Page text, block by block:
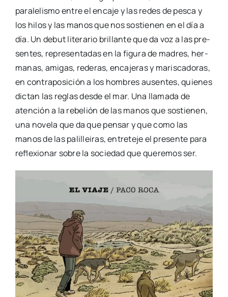
para­le­lis­mo entre el enca­je y las redes de pes­ca y
los hilos y las manos que nos sos­tie­nen en el día a
día. Un debut lite­ra­rio bri­llan­te que da voz a las pre­
sen­tes, repre­sen­ta­das en la figu­ra de madres, her­
ma­nas, ami­gas, rede­ras, enca­je­ras y maris­ca­do­ras,
en con­tra­po­si­ción a los hom­bres ausen­tes, quie­nes
dic­tan las reglas des­de el mar. Una lla­ma­da de
aten­ción a la rebe­lión de las manos que sos­tie­nen,
una nove­la que da que pen­sar y que como las
manos de las pali­llei­ras, entre­te­je el pre­sen­te para
refle­xio­nar sobre la socie­dad que que­re­mos ser.